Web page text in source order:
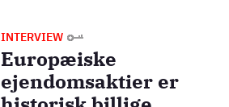
INTERVIEW
Europæiske
ejendomsaktier er